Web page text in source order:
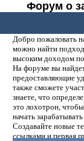
Форум о
Добро пожаловать
можно найти
высоким доходом
На форуме вы
предоставляющие
также сможете
знаете, что
это лохотрон,
начать
Создавайте новые
ссылками и первая